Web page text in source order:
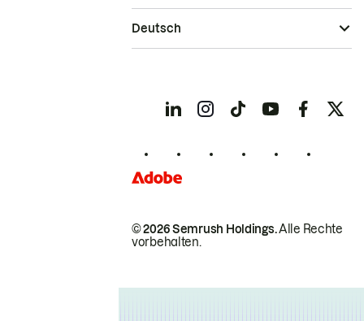
© 2026 Semrush Holdings.Alle Rechte
vorbehalten.
Deutsch